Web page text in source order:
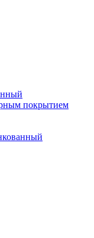
покрытием